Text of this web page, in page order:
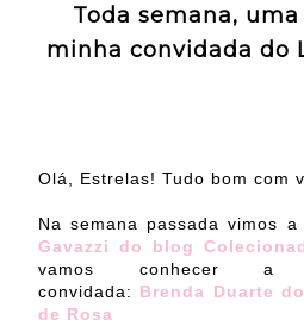
Toda semana,
minha convidada do
Olá, Estrelas! Tudo bom com
Na semana passada vimos
Gavazzi do blog
vamos conhecer a
convidada: Brenda Duarte
de Rosa